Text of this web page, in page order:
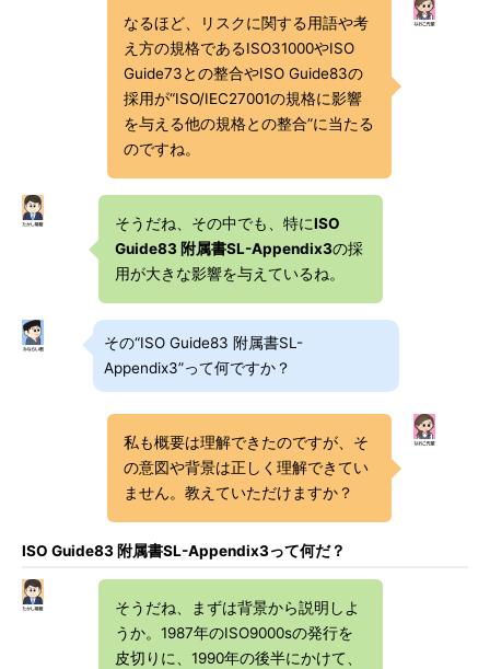
なるほど、リスクに関する用語や考
え方の規格であるISO31000やISO
Guide73との整合やISO Guide83の
採用が“ISO/IEC27001の規格に影響
を与える他の規格との整合”に当たる
のですね。
そうだね、その中でも、特にISO
Guide83 附属書SL-Appendix3の採
用が大きな影響を与えているね。
その“ISO Guide83 附属書SL-
Appendix3”って何ですか？
私も概要は理解できたのですが、そ
の意図や背景は正しく理解できてい
ません。教えていただけますか？
ISO Guide83 附属書SL-Appendix3って何だ？
そうだね、まずは背景から説明しよ
うか。1987年のISO9000sの発行を
皮切りに、1990年の後半にかけて、